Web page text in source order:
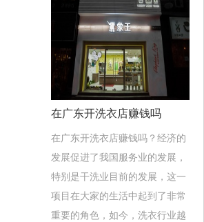
在广东开洗衣店赚钱吗
在广东开洗衣店赚钱吗？经济的
发展促进了我国服务业的发展，
特别是干洗业目前的发展，这一
项目在大家的生活中起到了非常
重要的角色，如今，洗衣行业越